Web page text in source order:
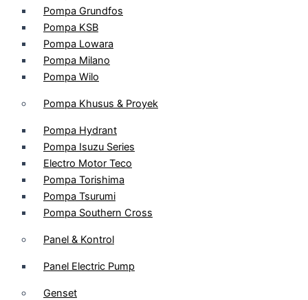
Pompa Grundfos
Pompa KSB
Pompa Lowara
Pompa Milano
Pompa Wilo
Pompa Khusus & Proyek
Pompa Hydrant
Pompa Isuzu Series
Electro Motor Teco
Pompa Torishima
Pompa Tsurumi
Pompa Southern Cross
Panel & Kontrol
Panel Electric Pump
Genset